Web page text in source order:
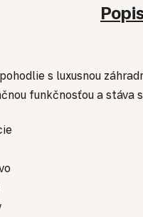
s luxusnou
funkčnosťou a stáva